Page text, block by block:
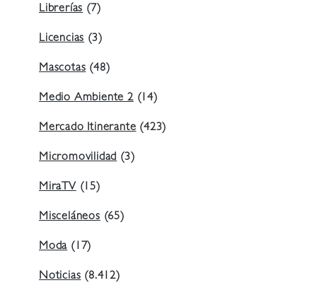
Librerías (7)
Licencias (3)
Mascotas (48)
Medio Ambiente 2(14)
Mercado Itinerante (423)
Micromovilidad (3)
MiraTV (15)
Misceláneos (65)
Moda (17)
Noticias (8.412)